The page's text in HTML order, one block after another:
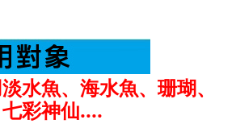
水魚、海水魚、珊瑚、
彩神仙....